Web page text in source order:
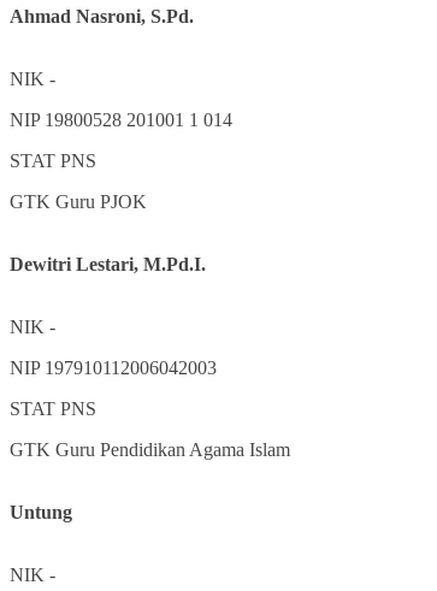
Ahmad Nasroni, S.Pd.
NIK -
NIP 19800528 201001 1 014
STAT PNS
GTK Guru PJOK
Dewitri Lestari, M.Pd.I.
NIK -
NIP 197910112006042003
STAT PNS
GTK Guru Pendidikan Agama Islam
Untung
NIK -